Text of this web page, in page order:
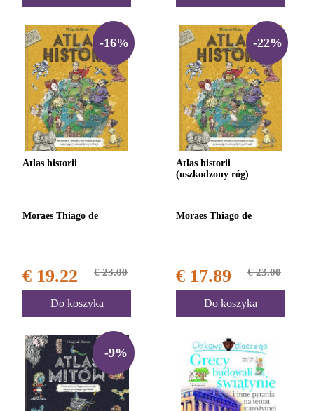
Atlas historii
Moraes Thiago de
€ 19.22 € 23.00
Do koszyka
-16%
Atlas historii
(uszkodzony róg)
Moraes Thiago de
€ 17.89 € 23.00
Do koszyka
-22%
-9%